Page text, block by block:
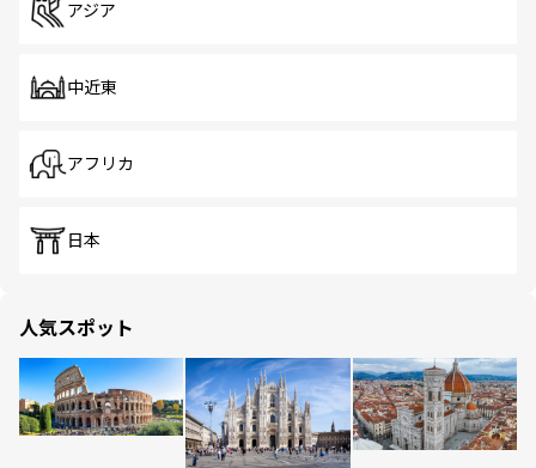
アジア
中近東
アフリカ
日本
人気スポット